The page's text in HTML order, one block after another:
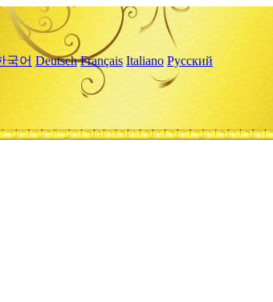
국어 Deutsch Français Italiano Русский